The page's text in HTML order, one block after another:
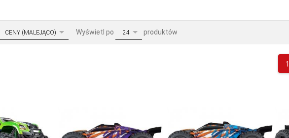
sortCENY (MALEJĄCO) Wyświetl po pop24 produktów
1